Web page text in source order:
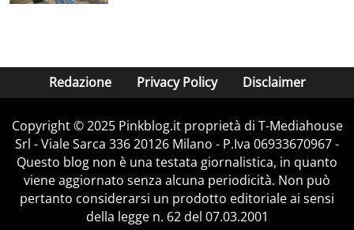
Redazione Privacy Policy Disclaimer
Copyright © 2025 Pinkblog.it proprietà di T-Mediahouse
Srl - Viale Sarca 336 20126 Milano - P.Iva 06933670967 -
Questo blog non è una testata giornalistica, in quanto
viene aggiornato senza alcuna periodicità. Non può
pertanto considerarsi un prodotto editoriale ai sensi
della legge n. 62 del 07.03.2001